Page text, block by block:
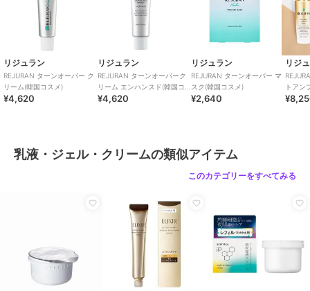
サイズ
原産国
リジュラン
REJURAN ターンオーバー ク
リーム(韓国コスメ)
¥4,620
リジュラン
REJURAN ターンオーバーク
リーム エンハンスド(韓国コ
スメ)
¥4,620
リジュラン
REJURAN ターンオーバー マ
スク(韓国コスメ)
¥2,640
リジ
トアン
乳液・ジェル・クリームの類似アイテム
このカテゴリーをすべてみる